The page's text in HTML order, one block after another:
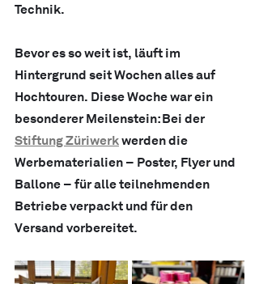
Technik.
Bevor es so weit ist, läuft im
Hintergrund seit Wochen alles auf
Hochtouren. Diese Woche war ein
besonderer Meilenstein: Bei der
Stiftung Züriwerk werden die
Werbematerialien – Poster, Flyer und
Ballone – für alle teilnehmenden
Betriebe verpackt und für den
Versand vorbereitet.